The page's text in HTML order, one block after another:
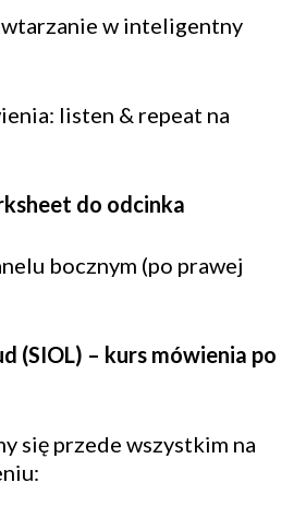
w inteligentny
listen & repeat na
do odcinka
bocznym (po prawej
(SIOL) – kurs mówienia po
się przede wszystkim na